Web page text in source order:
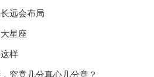
远会布局
星座
样
究竟几分真心几分意？